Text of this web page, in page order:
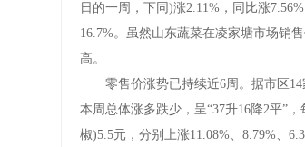
日的一周，下同)涨2.11%，同比涨
16.7%。虽然山东蔬菜在凌家塘市场销
高。
零售价涨势已持续近6周。据市区14
本周总体涨多跌少，呈“37升16降2平”
椒)5.5元，分别上涨11.08%、8.79%、